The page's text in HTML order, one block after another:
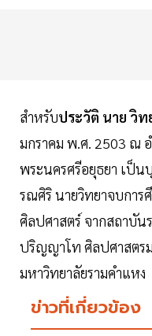
สำหรับประวัติ นาย วิ
มกราคม พ.ศ. 2503 ณ
พระนครศรีอยุธยา เป็น
รณศิริ นายวิทยาจบกา
ศิลปศาสตร์ จากสถาบัน
ปริญญาโท ศิลปศาสตร
มหาวิทยาลัยรามคำแหง
ข่าวที่เกี่ยวข้อง